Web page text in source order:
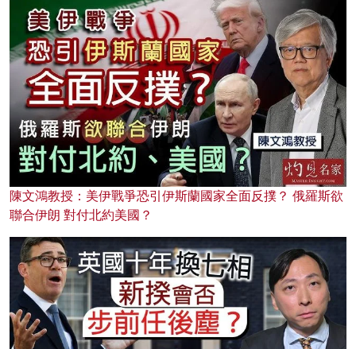
陳文鴻教授：美伊戰爭恐引伊斯蘭國家全面反撲？ 俄羅斯欲
聯合伊朗 對付北約美國？